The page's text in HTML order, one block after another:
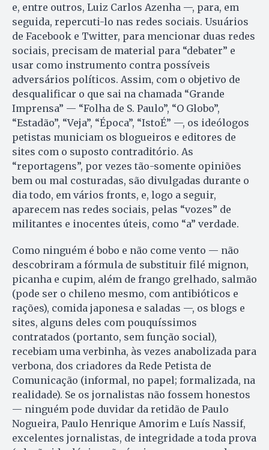
e, entre outros, Luiz Carlos Azenha —, para, em
seguida, repercuti-lo nas redes sociais. Usuários
de Facebook e Twitter, para mencionar duas redes
sociais, precisam de material para “debater” e
usar como instrumento contra possíveis
adversários políticos. Assim, com o objetivo de
desqualificar o que sai na chamada “Grande
Imprensa” — “Folha de S. Paulo”, “O Globo”,
“Estadão”, “Veja”, “Época”, “IstoÉ” —, os ideólogos
petistas municiam os blogueiros e editores de
sites com o suposto contraditório. As
“reportagens”, por vezes tão-somente opiniões
bem ou mal costuradas, são divulgadas durante o
dia todo, em vários fronts, e, logo a seguir,
aparecem nas redes sociais, pelas “vozes” de
militantes e inocentes úteis, como “a” verdade.
Como ninguém é bobo e não come vento — não
descobriram a fórmula de substituir filé mignon,
picanha e cupim, além de frango grelhado, salmão
(pode ser o chileno mesmo, com antibióticos e
rações), comida japonesa e saladas —, os blogs e
sites, alguns deles com pouquíssimos
contratados (portanto, sem função social),
recebiam uma verbinha, às vezes anabolizada para
verbona, dos criadores da Rede Petista de
Comunicação (informal, no papel; formalizada, na
realidade). Se os jornalistas não fossem honestos
— ninguém pode duvidar da retidão de Paulo
Nogueira, Paulo Henrique Amorim e Luís Nassif,
excelentes jornalistas, de integridade a toda prova